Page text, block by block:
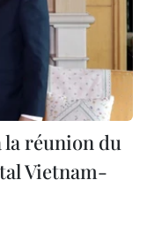
la réunion du
Vietnam-